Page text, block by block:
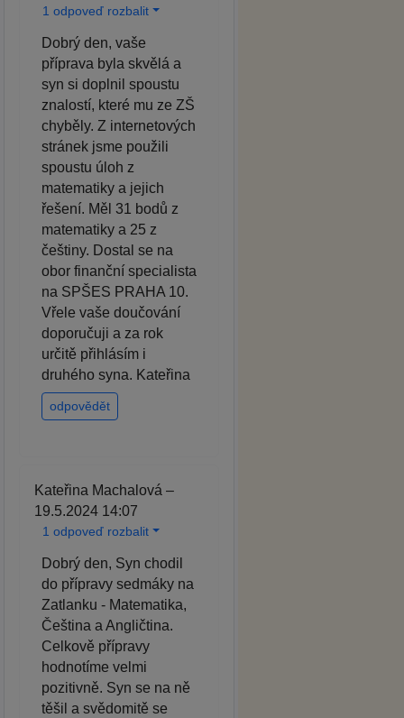
1 odpoveď rozbalit
Dobrý den, vaše
příprava byla skvělá a
syn si doplnil spoustu
znalostí, které mu ze ZŠ
chyběly. Z internetových
stránek jsme použili
spoustu úloh z
matematiky a jejich
řešení. Měl 31 bodů z
matematiky a 25 z
češtiny. Dostal se na
obor finanční specialista
na SPŠES PRAHA 10.
Vřele vaše doučování
doporučuji a za rok
určitě přihlásím i
druhého syna. Kateřina
odpovědět
Kateřina Machalová –
19.5.2024 14:07
1 odpoveď rozbalit
Dobrý den, Syn chodil
do přípravy sedmáky na
Zatlanku - Matematika,
Čeština a Angličtina.
Celkově přípravy
hodnotíme velmi
pozitivně. Syn se na ně
těšil a svědomitě se